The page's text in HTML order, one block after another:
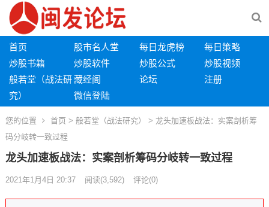
首页 股市名人堂 每日龙虎榜
每日策略
炒股书籍
炒股软件 炒股公式
炒股视频
般若堂（战法研
究）
藏经阁 论坛
注册
微信登陆
您的位置 首页 > 般若堂（战法研究）
> 龙头加速板战法：实案剖析筹
码分岐转一致过程
龙头加速板战法：实案剖析筹码分岐转一致过程
2021年1月4日 20:37 阅读(3,592) 评论(0)